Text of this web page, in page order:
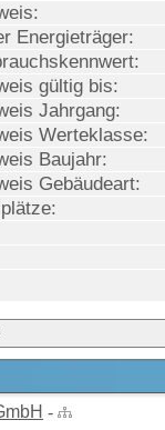
Energieträger:
gültig bis:
Jahrgang:
Werteklasse:
Baujahr:
Gebäudeart:
-